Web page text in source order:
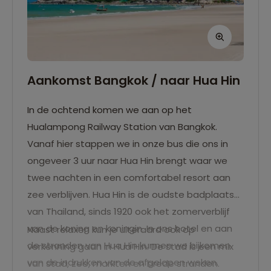
Aankomst Bangkok / naar Hua Hin
In de ochtend komen we aan op het
Hualampong Railway Station van Bangkok.
Vanaf hier stappen we in onze bus die ons in
ongeveer 3 uur naar Hua Hin brengt waar we
twee nachten in een comfortabel resort aan
zee verblijven. Hua Hin is de oudste badplaats
van Thailand, sinds 1920 ook het zomerverblijf
van de koning en koningin. In ons hotel en aan
de stranden van Hua Hin kunnen we bijkomen
van de indrukken van de afgelopen weken.
Naast relaxen kun je uiteraard ook op
verkenning gaan in Hua Hin. De stad is een mix
van stad, zee, markten en brede stranden.